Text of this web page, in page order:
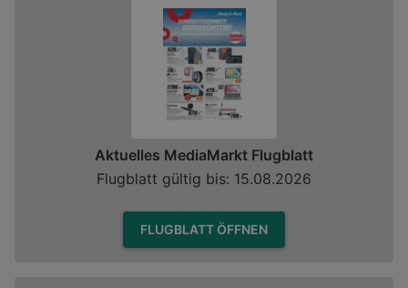
Aktuelles MediaMarkt Flugblatt
Flugblatt gültig bis: 15.08.2026
FLUGBLATT ÖFFNEN